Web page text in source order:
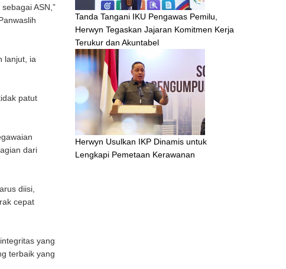
ASN,”
lanjut, ia
patut
dari
diisi,
cepat
yang
terbaik yang
Tanda Tangani IKU Pengawas Pemilu,
Herwyn Tegaskan Jajaran Komitmen Kerja
Terukur dan Akuntabel
Herwyn Usulkan IKP Dinamis untuk
Lengkapi Pemetaan Kerawanan